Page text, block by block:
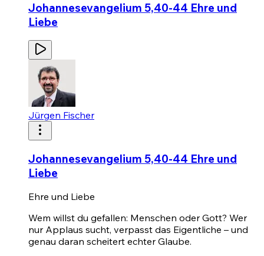
Johannesevangelium 5,40-44 Ehre und
Liebe
Jürgen Fischer
Johannesevangelium 5,40-44 Ehre und
Liebe
Ehre und Liebe
Wem willst du gefallen: Menschen oder Gott? Wer
nur Applaus sucht, verpasst das Eigentliche – und
genau daran scheitert echter Glaube.